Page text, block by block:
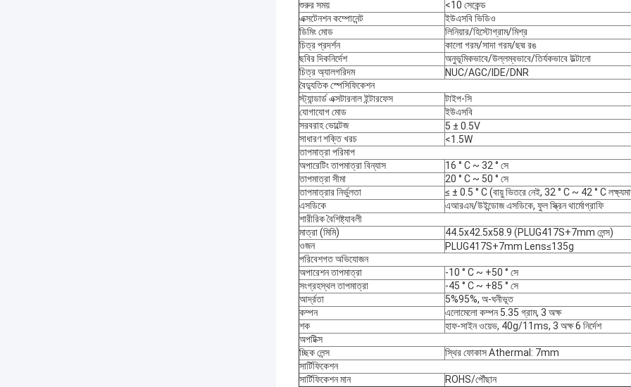
শুরুর সময়
<10 সেকেন্ড
এক্সটেনশন কম্পোনেন্ট
ইউএসবি ভিডিও
ডিমিং মোড
লিনিয়ার/হিস্টোগ্রাম/মিশ্র
চিত্র প্রদর্শন
কালো গরম/সাদা গরম/ছদ্ম রঙ
ছবির দিকনির্দেশ
অনুভূমিকভাবে/উল্লম্বভাবে/তির্যকভাবে উল্টানো
চিত্র অ্যালগরিদম
NUC/AGC/IDE/DNR
বৈদ্যুতিক স্পেসিফিকেশন
স্ট্যান্ডার্ড এক্সটারনাল ইন্টারফেস
টাইপ-সি
যোগাযোগ মোড
ইউএসবি
সরবরাহ ভোল্টেজ
5 ± 0.5V
সাধারণ শক্তি খরচ
<1.5W
তাপমাত্রা পরিমাপ
অপারেটিং তাপমাত্রা বিন্যাস
16 ° C ~ 32 ° সে
তাপমাত্রা সীমা
20 ° C ~ 50 ° সে
তাপমাত্রার নির্ভুলতা
≤ ± 0.5 ° C (বায়ু ভিতরে নেই, 32 ° C ~ 42 ° C
এসডিকে
এআরএম/উইন্ডোজ এসডিকে, ফুল স্ক্রিন থার্মোগ্রাফি
শারীরিক বৈশিষ্ট্যাবলী
মাত্রা (মিমি)
44.5x42.5x58.9 (PLUG417S+7mm লেন্স)
ওজন
PLUG417S+7mm Lens≤135g
পরিবেশগত অভিযোজন
অপারেশন তাপমাত্রা
-10 ° C ~ +50 ° সে
সংগ্রহস্থল তাপমাত্রা
-45 ° C ~ +85 ° সে
আর্দ্রতা
5%95%, অ-ঘনীভূত
কম্পন
এলোমেলো কম্পন 5.35 গ্রাম, 3 অক্ষ
শক
হাফ-সাইন ওয়েভ, 40g/11ms, 3 অক্ষ 6 নির্দেশ
অপটিক্স
চ্ছিক লেন্স
স্থির ফোকাস Athermal: 7mm
সার্টিফিকেশন
সার্টিফিকেশন মান
ROHS/পৌঁছান